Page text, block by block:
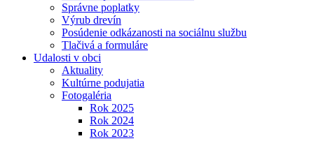
Správne poplatky
Výrub drevín
Posúdenie odkázanosti na sociálnu službu
Tlačivá a formuláre
Udalosti v obci
Aktuality
Kultúrne podujatia
Fotogaléria
Rok 2025
Rok 2024
Rok 2023